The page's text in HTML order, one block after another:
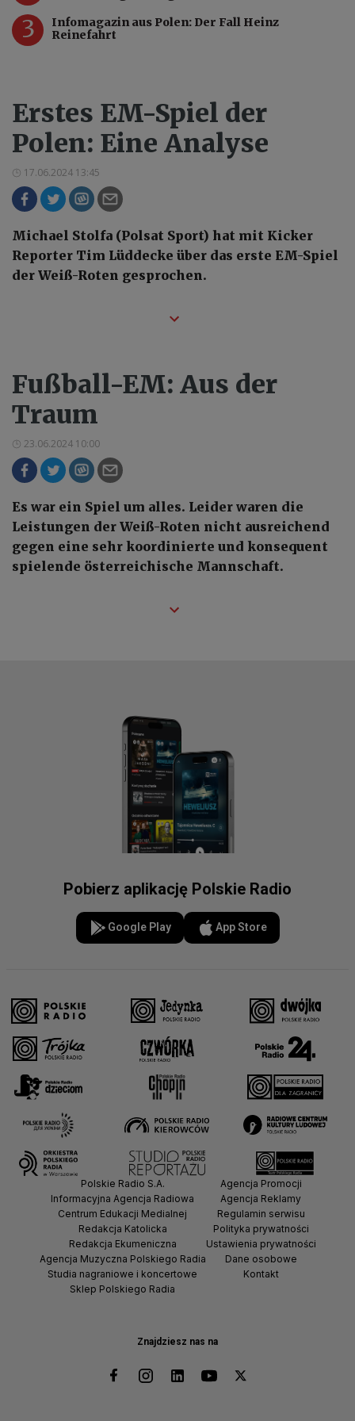
3
Infomagazin aus Polen: Der Fall Heinz
Reinefahrt
Erstes EM-Spiel der
Polen: Eine Analyse
17.06.2024 13:45
Michael Stolfa (Polsat Sport) hat mit Kicker
Reporter Tim Lüddecke über das erste EM-Spiel
der Weiß-Roten gesprochen.
Fußball-EM: Aus der
Traum
23.06.2024 10:00
Es war ein Spiel um alles. Leider waren die
Leistungen der Weiß-Roten nicht ausreichend
gegen eine sehr koordinierte und konsequent
spielende österreichische Mannschaft.
Pobierz aplikację Polskie Radio
Google Play App Store
Znajdziesz nas na
Polskie Radio S.A.
Informacyjna Agencja Radiowa
Centrum Edukacji Medialnej
Redakcja Katolicka
Redakcja Ekumeniczna
Agencja Muzyczna Polskiego Radia
Studia nagraniowe i koncertowe
Sklep Polskiego Radia
Agencja Promocji
Agencja Reklamy
Regulamin serwisu
Polityka prywatności
Ustawienia prywatności
Dane osobowe
Kontakt